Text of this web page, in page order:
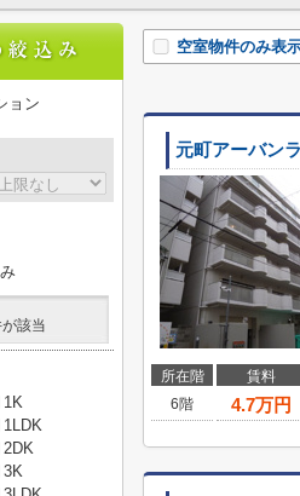
空室物件のみ表
元町アーバン
所在階 賃料
6階
4.7万円
ョン
該当
1K
1LDK
2DK
3K